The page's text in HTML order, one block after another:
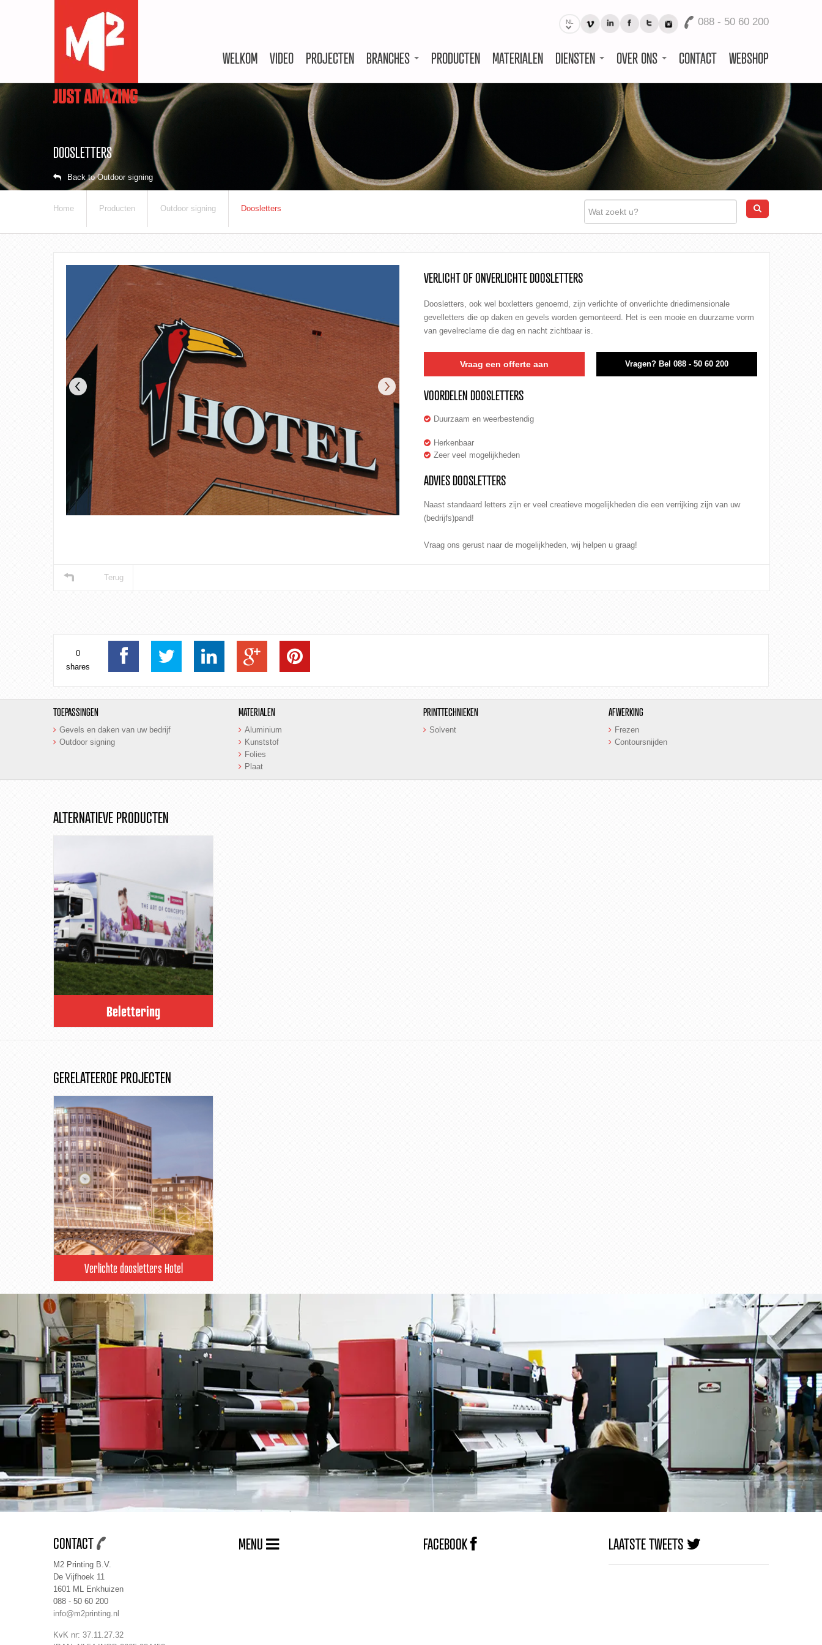
NL 088 - 50 60 200
WELKOM VIDEO PROJECTEN BRANCHES PRODUCTEN MATERIALEN DIENSTEN OVER ONS CONTACT WEBSHOP
DOOSLETTERS
Back to Outdoor signing
Home Producten Outdoor signing Doosletters
VERLICHT OF ONVERLICHTE DOOSLETTERS
Doosletters, ook wel boxletters genoemd, zijn verlichte of onverlichte driedimensionale
gevelletters die op daken en gevels worden gemonteerd. Het is een mooie en duurzame vorm
vangevelreclame die dag en nacht zichtbaar is.
Vraag een offerte aan Vragen? Bel 088 - 50 60 200
VOORDELEN DOOSLETTERS
Duurzaam en weerbestendig
Herkenbaar
Zeer veel mogelijkheden
ADVIES DOOSLETTERS
Naast standaard letters zijn er veel creatieve mogelijkheden die een verrijking zijn van uw
(bedrijfs)pand!
Vraag ons gerust naar de mogelijkheden, wij helpen u graag!
Terug
0
shares
TOEPASSINGEN
Gevels en daken van uw bedrijf
Outdoor signing
MATERIALEN
Aluminium
Kunststof
Folies
Plaat
PRINTTECHNIEKEN
Solvent
AFWERKING
Frezen
Contoursnijden
ALTERNATIEVE PRODUCTEN
Belettering
GERELATEERDE PROJECTEN
Verlichte doosletters Hotel
CONTACT
M2 Printing B.V.
De Vijfhoek 11
1601 ML Enkhuizen
088 - 50 60 200
info@m2printing.nl
KvK nr: 37.11.27.32
MENU FACEBOOK LAATSTE TWEETS